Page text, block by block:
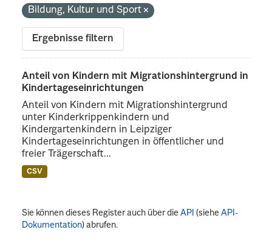
Bildung, Kultur und Sport
Ergebnisse filtern
Anteil von Kindern mit Migrationshintergrund in
Kindertageseinrichtungen
Anteil von Kindern mit Migrationshintergrund
unter Kinderkrippenkindern und
Kindergartenkindern in Leipziger
Kindertageseinrichtungen in öffentlicher und
freier Trägerschaft...
CSV
Sie können dieses Register auch über dieAPI (sieheAPI-
Dokumentation) abrufen.